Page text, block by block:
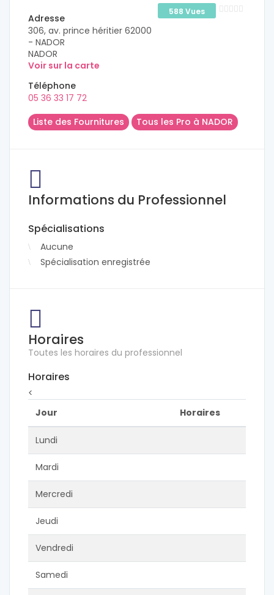
588 Vues
Adresse
306, av. prince héritier 62000
- NADOR
NADOR
Voir sur la carte
Téléphone
05 36 33 17 72
Liste des Fournitures
Tous les Pro à NADOR
Informations du Professionnel
Spécialisations
Aucune
Spécialisation enregistrée
Horaires
Toutes les horaires du professionnel
Horaires
<
Jour
Horaires
Lundi
Mardi
Mercredi
Jeudi
Vendredi
Samedi